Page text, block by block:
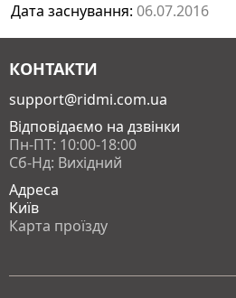
Дата заснування: 06.07.2016
КОНТАКТИ
support@ridmi.com.ua
Відповідаємо на дзвінки
Пн-ПТ: 10:00-18:00
Сб-Нд: Вихідний
Адреса
Київ
Карта проїзду